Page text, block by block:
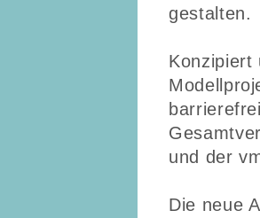
gestalten.
Konzipiert
und der
Die neue